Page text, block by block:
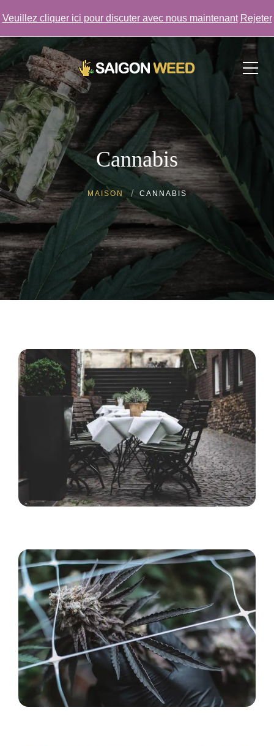
Cliquez ici pour discuter avec nous MAINTENANT !
Cannabis
MAISON CANNABIS
Veuillez cliquer ici pour discuter avec nous maintenant Rejeter